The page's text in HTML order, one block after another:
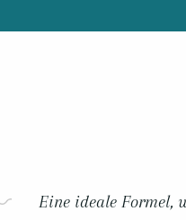
Eine ideale Formel,